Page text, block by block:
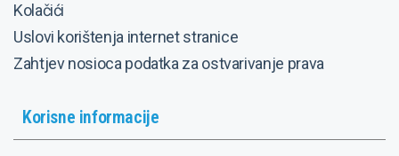
Kolačići
Uslovi korištenja internet stranice
Zahtjev nosioca podatka za ostvarivanje prava
Korisne informacije